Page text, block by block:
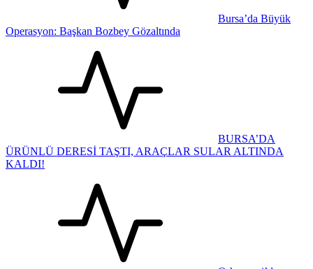
Bursa’da Büyük
Operasyon: Başkan Bozbey Gözaltında
BURSA’DA
ÜRÜNLÜ DERESİ TAŞTI, ARAÇLAR SULAR ALTINDA
KALDI!